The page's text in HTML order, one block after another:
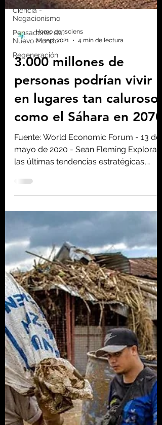
Ciencia -
Negacionismo
Pensadores del
Nuevo Mundo
Regeneración
Homo consciens
22 sept 2021
4 min de lectura
3.000 millones de
personas podrían vivir
en lugares tan calurosos
como el Sáhara en 2070
las últimas tendencias estratégicas,
investigaciones y análisis...